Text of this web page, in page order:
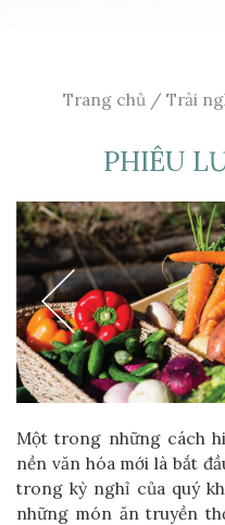
Trang chủ / Trải
PHIÊU
Một trong những cách
nền văn hóa mới là bắt
trong kỳ nghỉ của quý
những món ăn truyền